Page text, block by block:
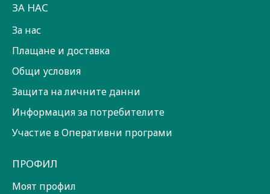
ЗА НАС
За нас
Плащане и доставка
Общи условия
Защита на личните данни
Информация за потребителите
Участие в Оперативни програми
ПРОФИЛ
Моят профил